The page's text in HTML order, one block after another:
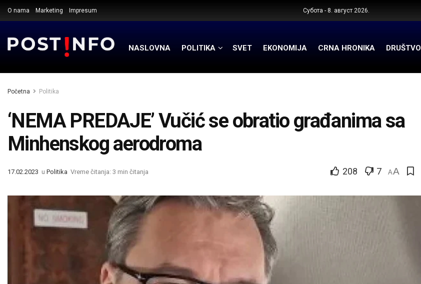
O nama Marketing Impresum Субота - 8. август 2026.
NASLOVNA POLITIKA SVET EKONOMIJA CRNA HRONIKA DRUŠTVO
Početna Politika
‘NEMA PREDAJE’ Vučić se obratio građanima sa
Minhenskog aerodroma
17.02.2023 u Politika Vreme čitanja: 3 min čitanja 208 7 AA